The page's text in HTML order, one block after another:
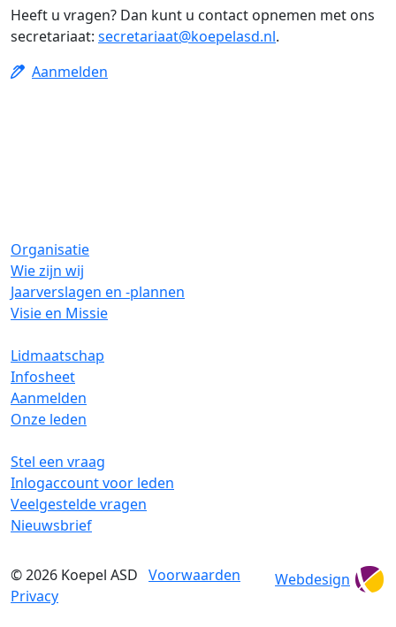
Heeft u vragen? Dan kunt u contact opnemen met ons
secretariaat: secretariaat@koepelasd.nl.
Aanmelden
Organisatie
Wie zijn wij
Jaarverslagen en -plannen
Visie en Missie
Lidmaatschap
Infosheet
Aanmelden
Onze leden
Stel een vraag
Inlogaccount voor leden
Veelgestelde vragen
Nieuwsbrief
© 2026 Koepel ASD Voorwaarden
Privacy
Webdesign